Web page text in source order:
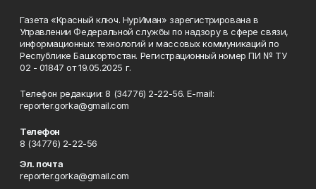
Газета «Красный ключ. НурИман» зарегистрирована в
Управлении Федеральной службы по надзору в сфере связи,
информационных технологий и массовых коммуникаций по
Республике Башкортостан. Регистрационный номер ПИ № ТУ
02 - 01847 от 19.05.2025 г.
Телефон редакции: 8 (34776) 2-22-56. E-mail:
reporter.gorka@gmail.com
Телефон
8 (34776) 2-22-56
Эл. почта
reporter.gorka@gmail.com